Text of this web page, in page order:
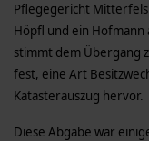
Pflegegericht
Höpfl und ein
stimmt dem Übergang
fest, eine Art
Katasterauszug hervor.
Diese Abgabe war